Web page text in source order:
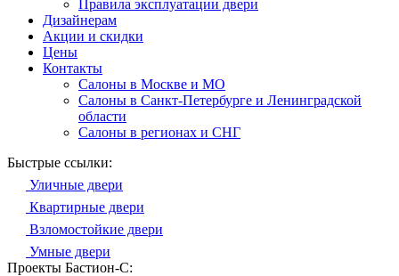
Правила эксплуатации двери
Дизайнерам
Акции и скидки
Цены
Контакты
Салоны в Москве и МО
Салоны в Санкт-Петербурге и Ленинградской
области
Салоны в регионах и СНГ
Быстрые ссылки:
Уличные двери
Квартирные двери
Взломостойкие двери
Умные двери
Проекты Бастион-С: